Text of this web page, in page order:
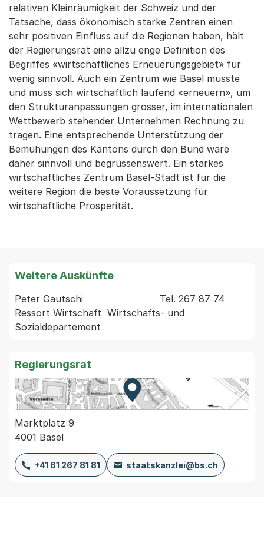
relativen Kleinräumigkeit der Schweiz und der
Tatsache, dass ökonomisch starke Zentren einen
sehr positiven Einfluss auf die Regionen haben, hält
der Regierungsrat eine allzu enge Definition des
Begriffes «wirtschaftliches Erneuerungsgebiet» für
wenig sinnvoll. Auch ein Zentrum wie Basel musste
und muss sich wirtschaftlich laufend «erneuern», um
den Strukturanpassungen grosser, im internationalen
Wettbewerb stehender Unternehmen Rechnung zu
tragen. Eine entsprechende Unterstützung der
Bemühungen des Kantons durch den Bund wäre
daher sinnvoll und begrüssenswert. Ein starkes
wirtschaftliches Zentrum Basel-Stadt ist für die
weitere Region die beste Voraussetzung für
wirtschaftliche Prosperität.
Weitere Auskünfte
Peter Gautschi                          Tel. 267 87 74
Ressort Wirtschaft  Wirtschafts- und
Regierungsrat
Zur Karte von MapBS.
Externer Link, wird in einem
Marktplatz 9
4001 Basel
+41 61 267 81 81 staatskanzlei@bs.ch